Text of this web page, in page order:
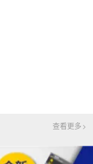
查看更多